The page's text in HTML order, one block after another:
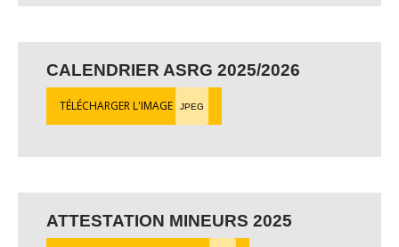
CALENDRIER ASRG 2025/2026
TÉLÉCHARGER L'IMAGE JPEG
ATTESTATION MINEURS 2025